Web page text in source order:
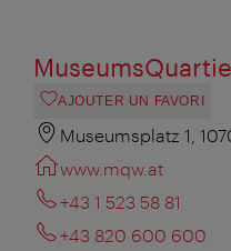
AJOUTER UN FAVORI
Museumsplatz 1,
www.mqw.at
+43 1 523 58 81
+43 820 600 600